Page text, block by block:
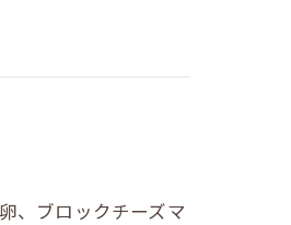
、ブロックチーズマ